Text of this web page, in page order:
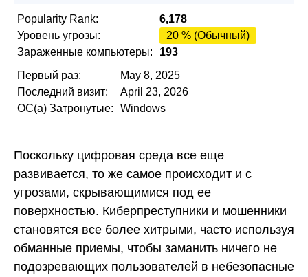
Popularity Rank:
6,178
Уровень угрозы:
20 % (Обычный)
Зараженные компьютеры:
193
Первый раз:
May 8, 2025
Последний визит:
April 23, 2026
ОС(а) Затронутые:
Windows
Поскольку цифровая среда все еще
развивается, то же самое происходит и с
угрозами, скрывающимися под ее
поверхностью. Киберпреступники и мошенники
становятся все более хитрыми, часто используя
обманные приемы, чтобы заманить ничего не
подозревающих пользователей в небезопасные